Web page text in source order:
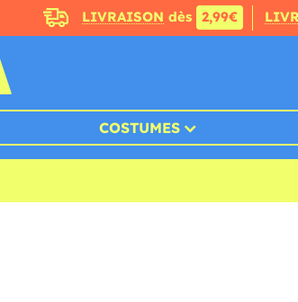
LIVRAISON dès 2,99€
COSTUMES